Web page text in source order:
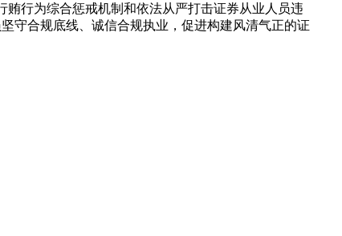
行为综合惩戒机制和依法从严打击证券从业人员违
守合规底线、诚信合规执业，促进构建风清气正的证